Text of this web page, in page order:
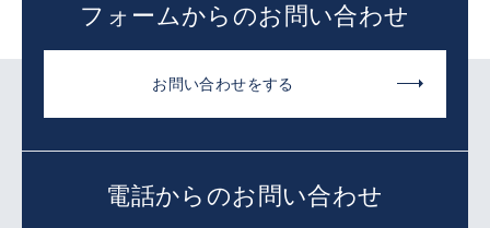
フォームからのお問い合わせ
お問い合わせをする
電話からのお問い合わせ